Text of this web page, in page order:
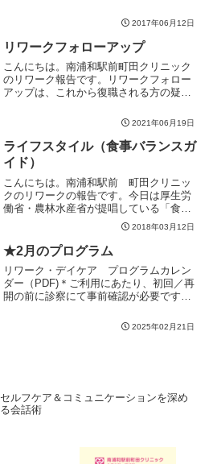
分かれてディスカッションしてもらいま
す。その中で、自分の意見を主張しよう
というものです。「自分の...
2017年06月12日
リワークフォローアップ
こんにちは。南浦和駅前町田クリニック
のリワーク報告です。リワークフォロー
アップは、これから復職される方の疑問
ドバイスをしたり、復職された方が現在
のコンディションを確認したり、みんな
で意見を出し合ってフォロ...
2021年06月19日
ライフスタイル（食事バランスガ
イド）
こんにちは。南浦和駅前 町田クリニッ
クのリワークの報告です。今日は厚生労
働省・農林水産省が提唱している「食事
バランスガイド」を使って普段の食生活
について振り返りました。書き出して整
理してみると、自分の食生活がどのよう
に偏っているのか、反対に...
2018年03月12日
★2月のプログラム
リワーク・デイケア プログラムカレン
ダー（PDF)＊ご利用にあたり、初回／再
開の前に診察にて事前確認が必要です
グラムを変更する場合がございます。予
めご了承願います。＊10:20までに入室さ
2025年02月21日
セルフケア＆コミュニケーションを深め
る会話術